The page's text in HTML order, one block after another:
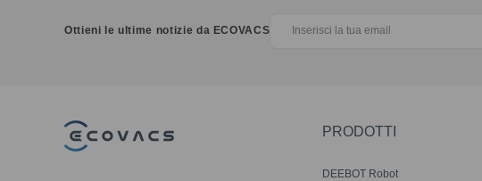
Ottieni le ultime notizie da ECOVACS
PRODOTTI
DEEBOT Robot